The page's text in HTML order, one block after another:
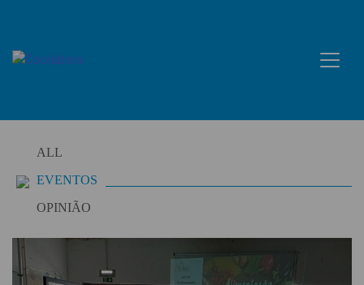
content
ALL
EVENTOS
OPINIÃO